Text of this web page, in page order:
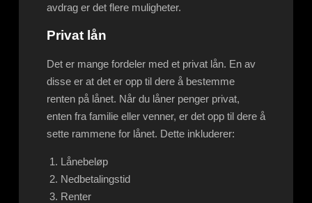
avdrag er det flere muligheter.
Privat lån
Det er mange fordeler med et privat lån. En av
disse er at det er opp til dere å bestemme
renten på lånet. Når du låner penger privat,
enten fra familie eller venner, er det opp til dere å
sette rammene for lånet. Dette inkluderer:
Lånebeløp
Nedbetalingstid
Renter